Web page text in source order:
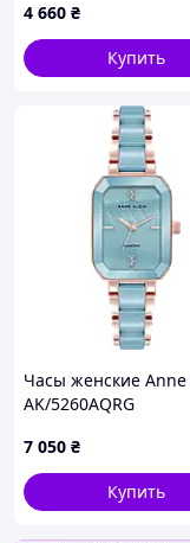
4 660 ₴
Купить
Часы женские Anne
AK/5260AQRG
7 050 ₴
Купить